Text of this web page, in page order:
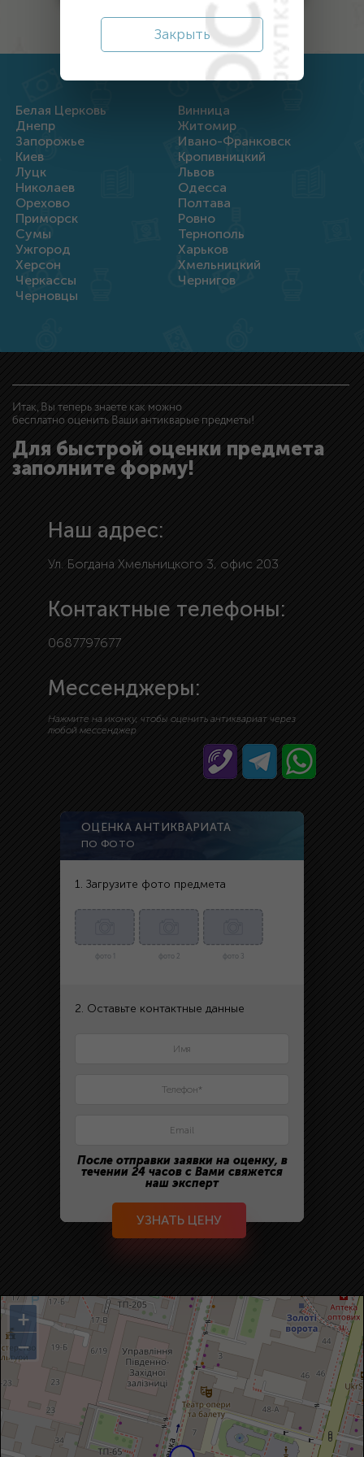
Белая Церковь
Винница
Днепр
Житомир
Запорожье
Ивано-Франковск
Киев
Кропивницкий
Луцк
Львов
Николаев
Одесса
Орехово
Полтава
Приморск
Ровно
Сумы
Тернополь
Ужгород
Харьков
Херсон
Хмельницкий
Черкассы
Чернигов
Черновцы
Итак, Вы теперь знаете как можно
бесплатно оценить Ваши антикварые предметы!
Для быстрой оценки предмета
заполните форму!
Наш адрес:
Ул. Богдана Хмельницкого 3, офис 203
Контактные телефоны:
0687797677
Мессенджеры:
Нажмите на иконку, чтобы оценить антиквариат через
любой мессенджер
ОЦЕНКА АНТИКВАРИАТА
ПО ФОТО
1. Загрузите фото предмета
фото 1 фото 2 фото 3
2. Оставьте контактные данные
После отправки заявки на оценку, в
течении 24 часов с Вами свяжется
наш эксперт
УЗНАТЬ ЦЕНУ
+
−
Закрыть